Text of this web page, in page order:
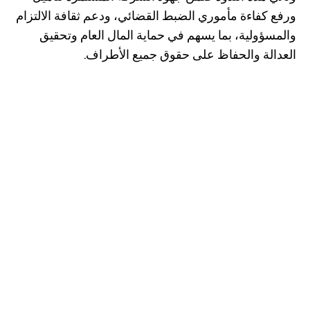
ورفع كفاءة مأموري الضبط القضائي، ودعم ثقافة الالتزام
والمسؤولية، بما يسهم في حماية المال العام وتحقيق
العدالة والحفاظ على حقوق جميع الأطراف.